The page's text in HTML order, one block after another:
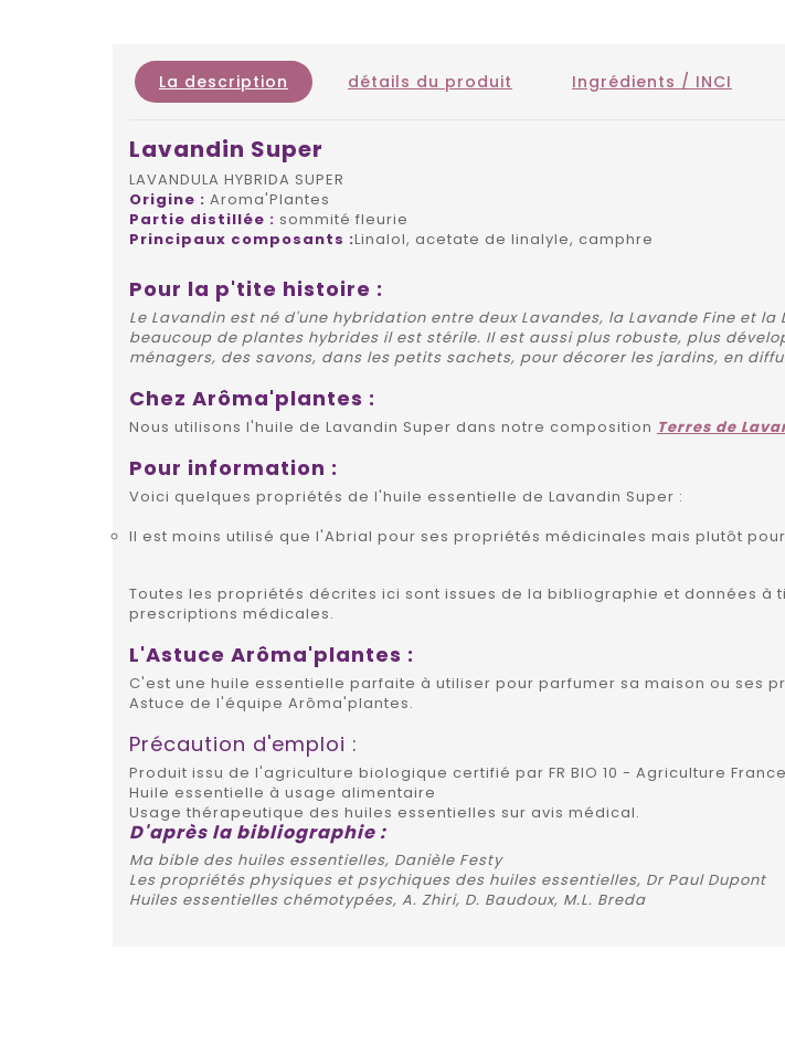
La description détails du produit Ingrédients / INCI
Lavandin Super
LAVANDULA HYBRIDA SUPER
Origine : Aroma'Plantes
Partie distillée : sommité fleurie
Principaux composants :Linalol, acetate de linalyle, camphre
Pour la p'tite histoire :
Le Lavandin est né d'une hybridation entre deux Lavandes, la Lavande Fine et
beaucoup de plantes hybrides il est stérile. Il est aussi plus robuste, plus
ménagers, des savons, dans les petits sachets, pour décorer les jardins, en
Chez Arôma'plantes :
Nous utilisons l'huile de Lavandin Super dans notre composition Terres de
Pour information :
Voici quelques propriétés de l'huile essentielle de Lavandin Super :
Il est moins utilisé que l'Abrial pour ses propriétés médicinales mais plutôt
Toutes les propriétés décrites ici sont issues de la bibliographie et données
prescriptions médicales.
L'Astuce Arôma'plantes :
C'est une huile essentielle parfaite à utiliser pour parfumer sa maison ou ses
Astuce de l'équipe Arôma'plantes.
Précaution d'emploi :
Produit issu de l'agriculture biologique certifié par FR BIO 10 - Agriculture France
Huile essentielle à usage alimentaire
Usage thérapeutique des huiles essentielles sur avis médical.
D'après la bibliographie :
Ma bible des huiles essentielles, Danièle Festy
Les propriétés physiques et psychiques des huiles essentielles, Dr Paul Dupont
Huiles essentielles chémotypées, A. Zhiri, D. Baudoux, M.L. Breda